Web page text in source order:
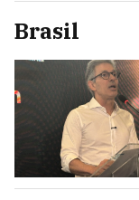
Brasil